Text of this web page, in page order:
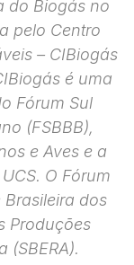
do Biogás no
pelo Centro
– CIBiogás
é uma
Fórum Sul
(FSBBB),
e Aves e a
O Fórum
dos
Produções
(SBERA).